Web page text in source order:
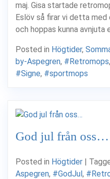
maj. Gisa startade
Eslöv så firar vi detta
och hoppas kunna avnjuta
Posted in Högtider,
by-Aspegren, #Retromops,
#Signe, #sportmops
God jul från oss…
Posted in Högtider |
Aspegren, #GodJul,